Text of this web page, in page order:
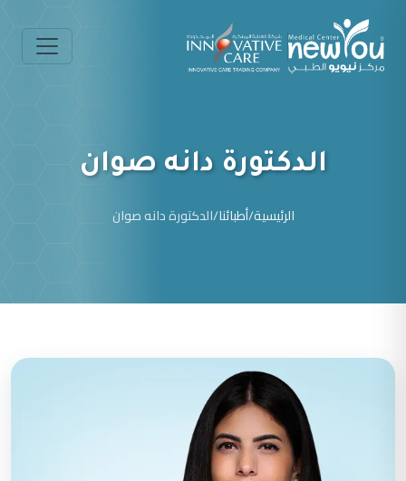
الدكتورة دانه صوان
الرئيسية/أطبائنا/الدكتورة دانه صوان